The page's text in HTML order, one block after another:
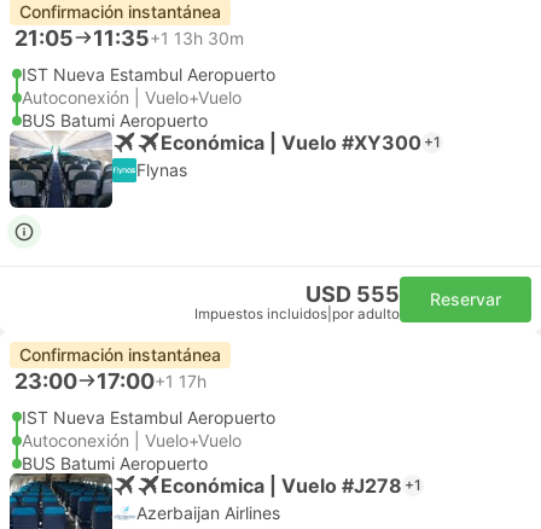
Confirmación instantánea
21:05 11:35+1 13h 30m
IST Nueva Estambul Aeropuerto
Autoconexión | Vuelo+Vuelo
BUS Batumi Aeropuerto
Económica | Vuelo #XY300 +1
Flynas
USD 555
Impuestos incluidos por adulto
Reservar
Confirmación instantánea
23:00 17:00+1 17h
IST Nueva Estambul Aeropuerto
Autoconexión | Vuelo+Vuelo
BUS Batumi Aeropuerto
Económica | Vuelo #J278 +1
Azerbaijan Airlines